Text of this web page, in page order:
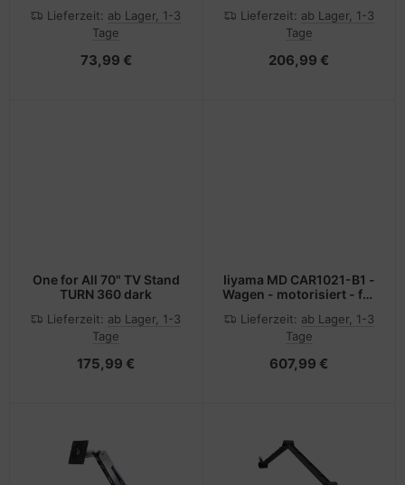
für flat panel - anthrazit -
Bildschirmgröße: von
Lieferzeit: ab Lager, 1-3
Tage
73,99 €
(Gelenkarm)
Lieferzeit: ab Lager, 1-3
Tage
206,99 €
One for All 70" TV Stand
TURN 360 dark
Lieferzeit: ab Lager, 1-3
Tage
175,99 €
Iiyama MD CAR1021-B1 -
Wagen - motorisiert - für
(up to 86")
Lieferzeit: ab Lager, 1-3
Tage
607,99 €